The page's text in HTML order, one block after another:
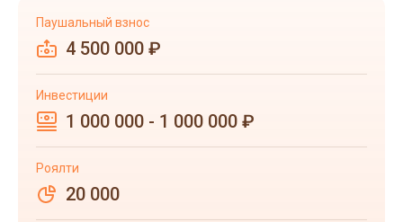
Паушальный взнос
4 500 000 ₽
Инвестиции
1 000 000 - 1 000 000 ₽
Роялти
20 000